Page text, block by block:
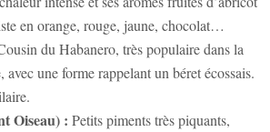
en orange, rouge, jaune, chocolat…
du Habanero, très populaire dans la
avec une forme rappelant un béret écossais.
Oiseau) : Petits piments très piquants,